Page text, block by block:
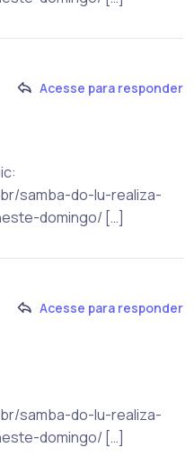
Acesse para responder
samba-do-lu-realiza-
domingo/ […]
Acesse para responder
samba-do-lu-realiza-
domingo/ […]